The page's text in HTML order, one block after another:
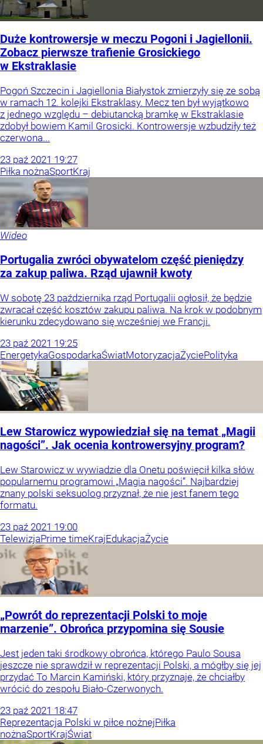
Duże kontrowersje w meczu Pogoni i Jagiellonii.
Zobacz pierwsze trafienie Grosickiego
w Ekstraklasie
Pogoń Szczecin i Jagiellonia Białystok zmierzyły się ze sobą
w ramach 12. kolejki Ekstraklasy. Mecz ten był wyjątkowo
z jednego względu – debiutancką bramkę w Ekstraklasie
zdobył bowiem Kamil Grosicki. Kontrowersje wzbudziły też
czerwona...
23 paź 2021 19:27
Piłka nożnaSportKraj
Wideo
Portugalia zwróci obywatelom część pieniędzy
za zakup paliwa. Rząd ujawnił kwoty
W sobotę 23 października rząd Portugalii ogłosił, że będzie
zwracał część kosztów zakupu paliwa. Na krok w podobnym
kierunku zdecydowano się wcześniej we Francji.
23 paź 2021 19:25
EnergetykaGospodarkaŚwiatMotoryzacjaŻyciePolityka
Lew Starowicz wypowiedział się na temat „Magii
nagości”. Jak ocenia kontrowersyjny program?
Lew Starowicz w wywiadzie dla Onetu poświęcił kilka słów
popularnemu programowi „Magia nagości”. Najbardziej
znany polski seksuolog przyznał, że nie jest fanem tego
formatu.
23 paź 2021 19:00
TelewizjaPrime timeKrajEdukacjaŻycie
„Powrót do reprezentacji Polski to moje
marzenie”. Obrońca przypomina się Sousie
Jest jeden taki środkowy obrońca, którego Paulo Sousa
jeszcze nie sprawdził w reprezentacji Polski, a mógłby się jej
przydać To Marcin Kamiński, który przyznaje, że chciałby
wrócić do zespołu Biało-Czerwonych.
23 paź 2021 18:47
Reprezentacja Polski w piłce nożnejPiłka
nożnaSportKrajŚwiat